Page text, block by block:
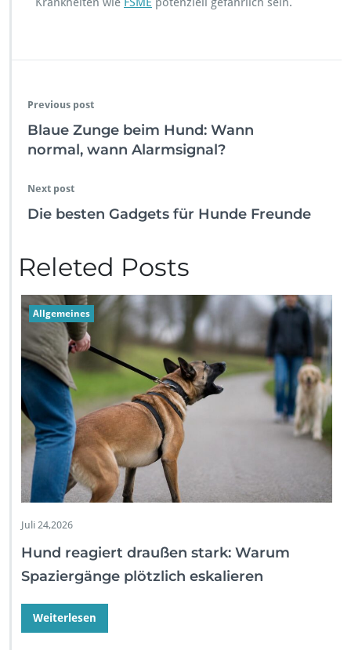
Previous post
Blaue Zunge beim Hund: Wann
normal, wann Alarmsignal?
Next post
Die besten Gadgets für Hunde Freunde
Releted Posts
Allgemeines
Juli 24,2026
Hund reagiert draußen stark: Warum
Spaziergänge plötzlich eskalieren
Weiterlesen